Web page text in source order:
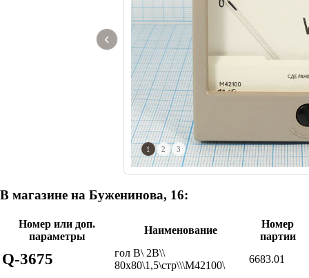
‹
1 2 3
В магазине на Буженинова, 16:
Номер или доп.
параметры
Наименование
Номер
партии
Q-3675
гол В\ 2В\\
80x80\1,5\стр\\\М42100\
6683.01